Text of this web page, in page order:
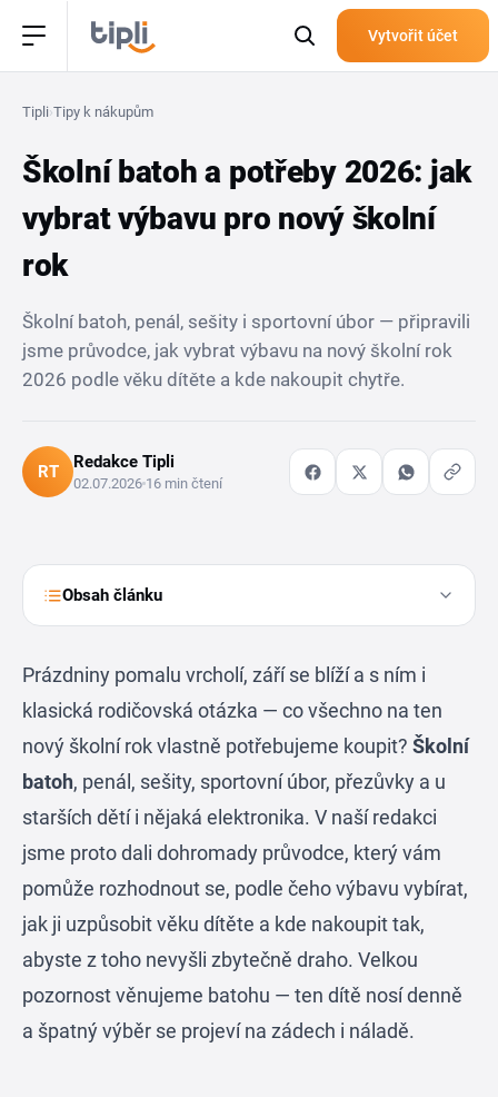
Vytvořit účet
Tipli›Tipy k nákupům
Školní batoh a potřeby 2026: jak
vybrat výbavu pro nový školní
rok
Školní batoh, penál, sešity i sportovní úbor — připravili
jsme průvodce, jak vybrat výbavu na nový školní rok
2026 podle věku dítěte a kde nakoupit chytře.
RT Redakce Tipli
02.07.2026 16 min čtení
Obsah článku
Prázdniny pomalu vrcholí, září se blíží a s ním i
klasická rodičovská otázka — co všechno na ten
nový školní rok vlastně potřebujeme koupit? Školní
batoh, penál, sešity, sportovní úbor, přezůvky a u
starších dětí i nějaká elektronika. V naší redakci
jsme proto dali dohromady průvodce, který vám
pomůže rozhodnout se, podle čeho výbavu vybírat,
jak ji uzpůsobit věku dítěte a kde nakoupit tak,
abyste z toho nevyšli zbytečně draho. Velkou
pozornost věnujeme batohu — ten dítě nosí denně
a špatný výběr se projeví na zádech i náladě.